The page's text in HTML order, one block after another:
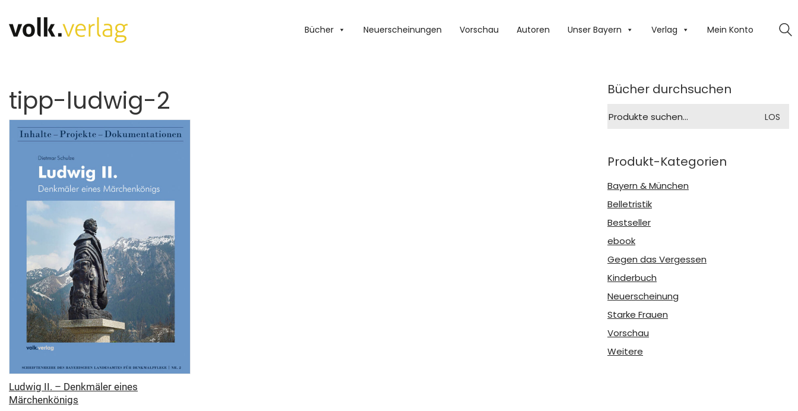
Bücher Neuerscheinungen Vorschau Autoren Unser Bayern Verlag Mein Konto
tipp-ludwig-2
Ludwig II. – Denkmäler eines
Märchenkönigs
Bücher durchsuchen
nach:
LOS
Produkt-Kategorien
Bayern & München
Belletristik
Bestseller
ebook
Gegen das Vergessen
Kinderbuch
Neuerscheinung
Starke Frauen
Vorschau
Weitere